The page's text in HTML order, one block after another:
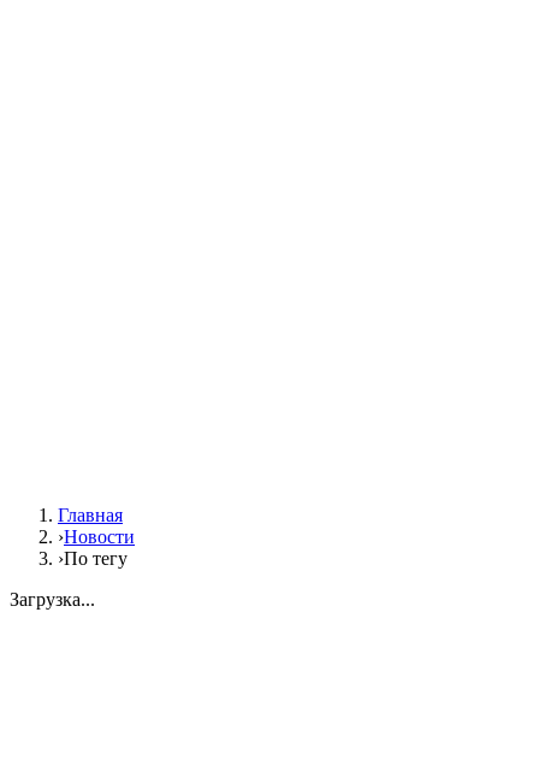
Главная
›Новости
›По тегу
Загрузка...